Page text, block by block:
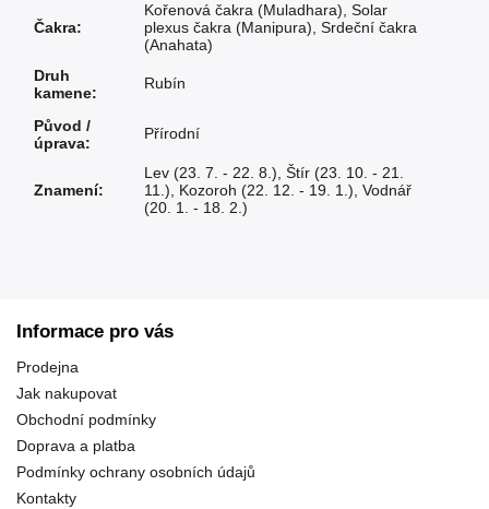
Čakra:
Kořenová čakra (Muladhara) Solar
plexus čakra (Manipura) Srdeční čakra
(Anahata)
Druh
kamene:
Rubín
Původ /
úprava:
Přírodní
Znamení:
Lev (23. 7. - 22. 8.) Štír (23. 10. - 21.
11.)
Kozoroh (22. 12. - 19. 1.) Vodnář
(20. 1. - 18. 2.)
Informace pro vás
Prodejna
Jak nakupovat
Obchodní podmínky
Doprava a platba
Podmínky ochrany osobních údajů
Kontakty